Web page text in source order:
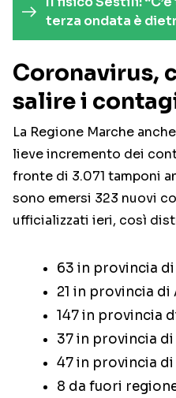
terza ondata è
Coronavirus,
salire i
La Regione Marche
lieve incremento dei
fronte di 3.071 tamponi
sono emersi 323 nuovi
ufficializzati ieri, così
63 in provincia
21 in provincia di
147 in provincia
37 in provincia
47 in provincia
8 da fuori